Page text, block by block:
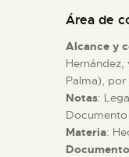
Área de
Alcance y
Hernández,
Palma), por
Notas:
Materia: